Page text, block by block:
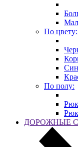
По цвету:
По полу:
ДОРОЖНЫЕ